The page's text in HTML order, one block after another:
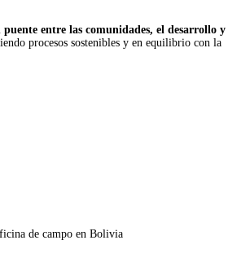
puente entre las comunidades, el desarrollo y
procesos sostenibles y en equilibrio con la
de campo en Bolivia